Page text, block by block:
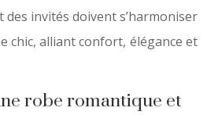
des invités doivent s’harmoniser
chic, alliant confort, élégance et
robe romantique et